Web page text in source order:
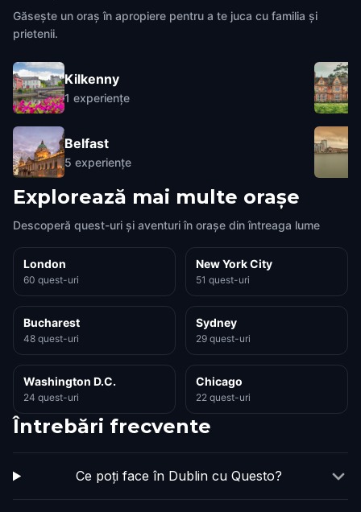
Găsește un oraș în apropiere pentru a te juca cu familia și
prietenii.
Kilkenny
1 experiențe
Belfast
5 experiențe
Explorează mai multe orașe
Descoperă quest-uri și aventuri în orașe din întreaga lume
London
60 quest-uri
New York City
51 quest-uri
Bucharest
48 quest-uri
Sydney
29 quest-uri
Washington D.C.
24 quest-uri
Chicago
22 quest-uri
Întrebări frecvente
Ce poți face în Dublin cu Questo?